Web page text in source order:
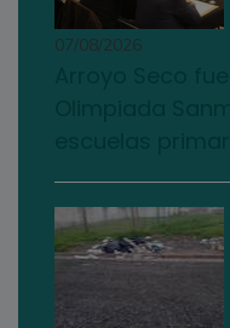
07/08/2026